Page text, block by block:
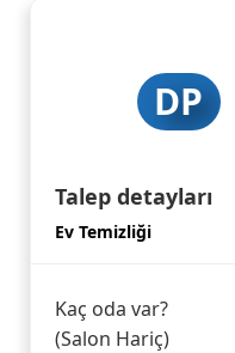
DP
Talep detayları
Ev Temizliği
Kaç oda var?
(Salon Hariç)